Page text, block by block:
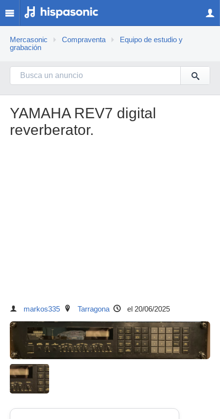
Mercasonic Compraventa
Equipo de estudio y
grabación
YAMAHA REV7 digital
reverberator.
markos335 Tarragona el 20/06/2025